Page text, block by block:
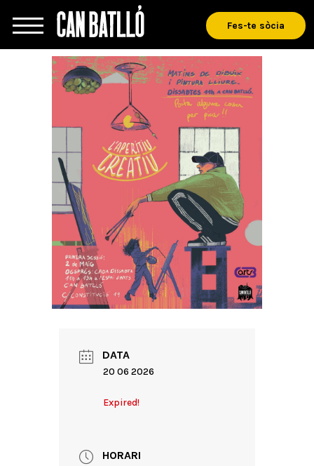
Fes-te sòcia
DATA
20 06 2026
Expired!
HORARI